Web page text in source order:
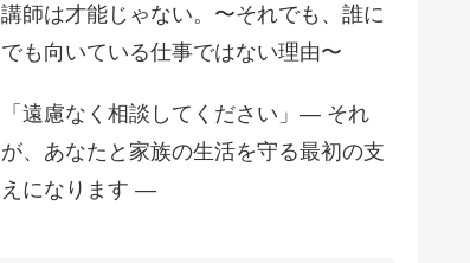
講師は才能じゃない。〜それでも、誰に
でも向いている仕事ではない理由〜
「遠慮なく相談してください」— それ
が、あなたと家族の生活を守る最初の支
えになります —